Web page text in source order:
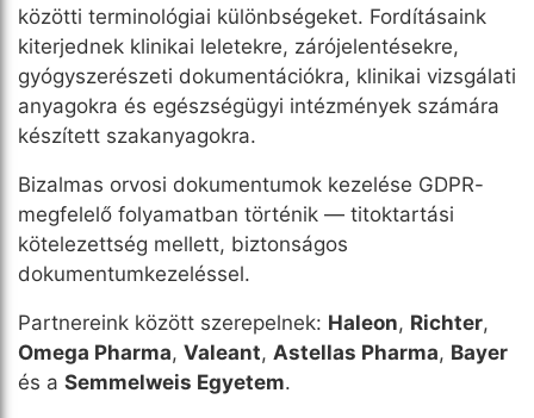
közötti terminológiai különbségeket. Fordításaink
kiterjednek klinikai leletekre, zárójelentésekre,
gyógyszerészeti dokumentációkra, klinikai vizsgálati
anyagokra és egészségügyi intézmények számára
készített szakanyagokra.
Bizalmas orvosi dokumentumok kezelése GDPR-
megfelelő folyamatban történik — titoktartási
kötelezettség mellett, biztonságos
dokumentumkezeléssel.
Partnereink között szerepelnek: Haleon, Richter,
Omega Pharma, Valeant, Astellas Pharma, Bayer
és a Semmelweis Egyetem.